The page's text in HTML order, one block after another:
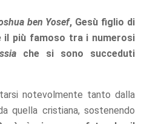
ben Yosef, Gesù figlio di
il più famoso tra i numerosi
che si sono succeduti
notevolmente tanto dalla
quella cristiana, sostenendo